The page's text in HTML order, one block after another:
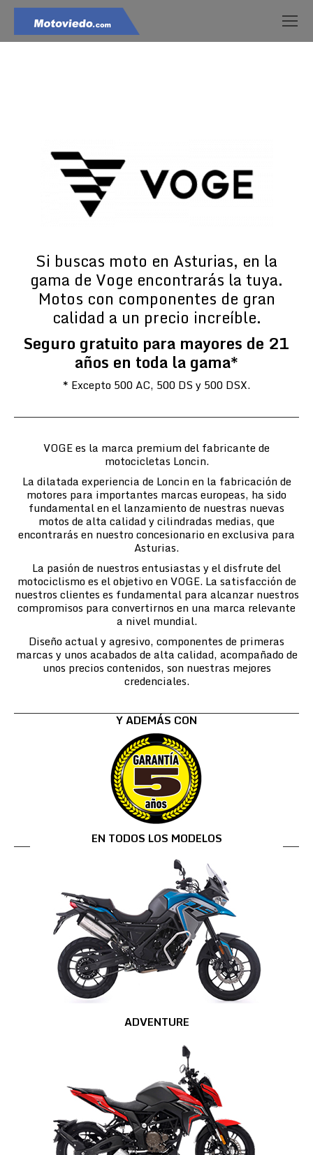
Si buscas moto en Asturias, en la
gama de Voge encontrarás la tuya.
Motos con componentes de gran
calidad a un precio increíble.
Seguro gratuito para mayores de 21
años en toda la gama*
* Excepto 500 AC, 500 DS y 500 DSX.
VOGE es la marca premium del fabricante de
motocicletas Loncin.
La dilatada experiencia de Loncin en la fabricación de
motores para importantes marcas europeas, ha sido
fundamental en el lanzamiento de nuestras nuevas
motos de alta calidad y cilindradas medias, que
encontrarás en nuestro concesionario en exclusiva para
Asturias.
La pasión de nuestros entusiastas y el disfrute del
motociclismo es el objetivo en VOGE. La satisfacción de
nuestros clientes es fundamental para alcanzar nuestros
compromisos para convertirnos en una marca relevante
a nivel mundial.
Diseño actual y agresivo, componentes de primeras
marcas y unos acabados de alta calidad, acompañado de
unos precios contenidos, son nuestras mejores
credenciales.
Y ADEMÁS CON
EN TODOS LOS MODELOS
ADVENTURE